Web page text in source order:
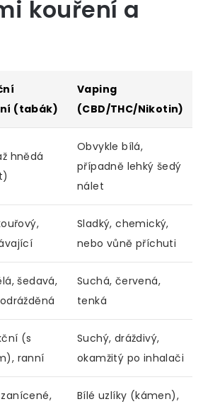
kouření a
(tabák)
Vaping
(CBD/THC/Nikotin)
hnědá
Obvykle bílá,
případně lehký šedý
nálet
Sladký, chemický,
nebo vůně příchuti
šedavá,
Suchá, červená,
tenká
(s
ranní
Suchý, dráždivý,
okamžitý po inhalači
Bílé uzlíky (kámen),